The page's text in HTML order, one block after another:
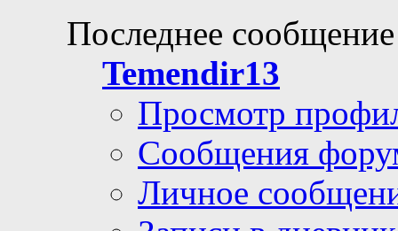
Последнее
Temendir13
Просмотр
Сообщения
Личное